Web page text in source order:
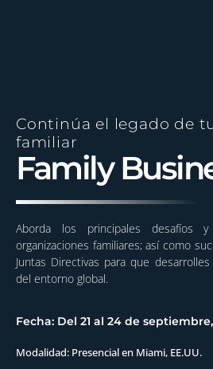
Continúa el legado de
familiar
Family
Aborda los principales desafíos
organizaciones familiares; así como
Juntas Directivas para que
del entorno global.
Fecha: Del 21 al 24 de
Modalidad: Presencial en Miami, EE.UU.